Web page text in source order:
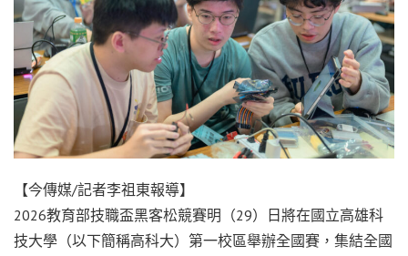
【今傳媒/記者李祖東報導】
2026教育部技職盃黑客松競賽明（29）日將在國立高雄科
技大學（以下簡稱高科大）第一校區舉辦全國賽，集結全國